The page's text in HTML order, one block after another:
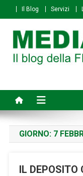
to
content
Il Blog Servizi
GIORNO: 7
IL DEPOSITO